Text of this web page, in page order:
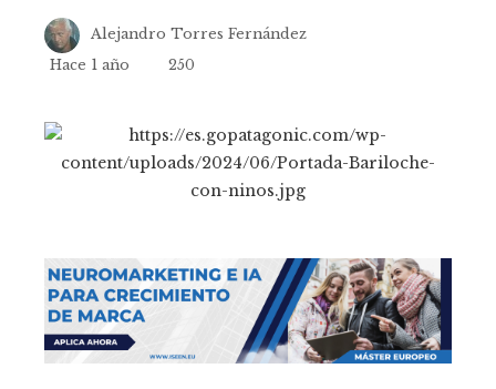
Alejandro Torres Fernández
Hace 1 año
250